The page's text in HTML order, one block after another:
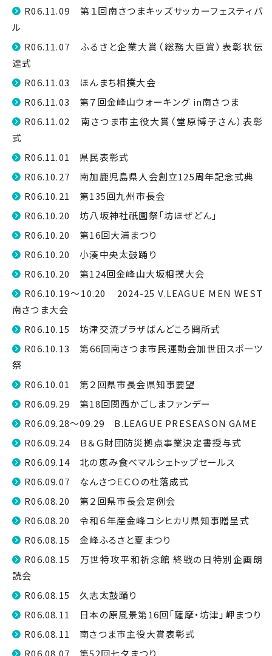
R06.11.09 第１回南さつまキッズサッカーフェスティバ
ル
R06.11.07 ふるさと企業大賞（総務大臣賞）表彰状伝
達式
R06.11.03 ほんまち相撲大会
R06.11.03 第７回金峰山ウォーキング in南さつま
R06.11.02 南さつま市主役大賞（堂原博子さん）表彰
式
R06.11.01 県民表彰式
R06.10.27 南加鹿児島県人会創立125周年記念式典
R06.10.21 第135回九州市長会
R06.10.20 坊八坂神社祇園祭「坊ほぜどん」
R06.10.20 第16回大浦まつり
R06.10.20 小湊中央太鼓踊り
R06.10.20 第124回金峰山大坂相撲大会
R06.10.19～10.20 2024-25 V.LEAGUE MEN WEST
南さつま大会
R06.10.15 坊津交流プラザばんどころ開所式
R06.10.13 第66回南さつま市民運動会加世田スポーツ
祭
R06.10.01 第２回県市長会県知事要望
R06.09.29 第18回関西かごしまファンデー
R06.09.28～09.29 B.LEAGUE PRESEASON GAME
R06.09.24 Ｂ＆Ｇ財団防災拠点事業決定書授与式
R06.09.14 北の恵み食べマルシェトップセールス
R06.09.07 なんさつＥＣＯの杜落成式
R06.08.20 第２回県市長会定例会
R06.08.20 令和６年産金峰コシヒカリ県知事贈呈式
R06.08.15 金峰ふるさと夏まつり
R06.08.15 万世特攻平和祈念館 終戦の日特別企画朗
読会
R06.08.15 久志太鼓踊り
R06.08.11 日本の原風景第16回「薩摩・坊津」岬まつり
R06.08.11 南さつま市主役大賞表彰式
R06.08.07 第52回七夕まつり